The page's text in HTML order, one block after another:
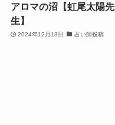
アロマの沼【虹尾太陽先
生】
2024年12月13日 占い師投稿